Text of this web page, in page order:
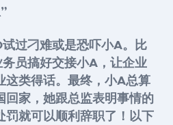
”
过刁难或是恐吓小A。比
员搞好交接小A，让企业
这类得话。最终，小A总算
回家，她跟总监表明事情的
罚就可以顺利辞职了！以下